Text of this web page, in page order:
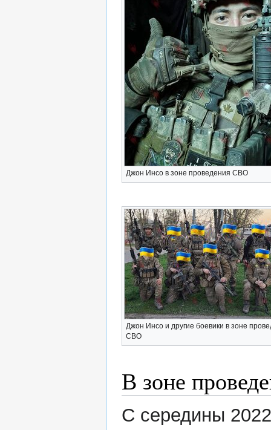
Джон Инсо в зоне проведения СВО
Джон Инсо и другие боевики в зоне
СВО
В зоне
С середины